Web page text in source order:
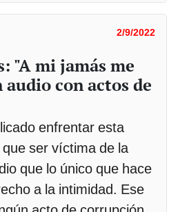
2/9/2022
"A mi jamás me
audio con actos de
enfrentar esta
ser víctima de la
que lo único que hace
a la intimidad. Ese